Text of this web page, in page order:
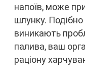
напоїв, може
шлунку.
виникають
палива, ваш
раціону